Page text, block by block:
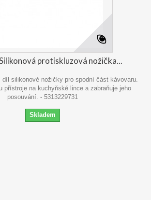
protiskluzová nožička...
díl silikonové nožičky pro spodní část kávovaru.
přístroje na kuchyňské lince a zabraňuje jeho
posouvání. - 5313229731
Skladem